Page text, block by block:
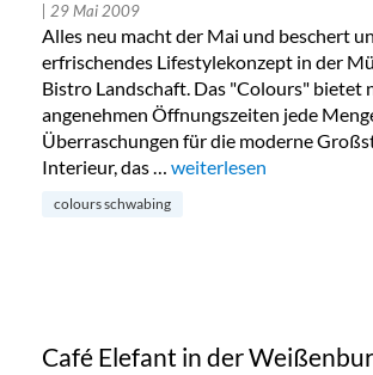
| 29 Mai 2009
Alles neu macht der Mai und beschert
erfrischendes Lifestylekonzept in der
Bistro Landschaft. Das "Colours" bietet
angenehmen Öffnungszeiten jede
Überraschungen für die moderne
Interieur, das … „„Colours“ in der
weiterlesen
colours schwabing
Café Elefant in der